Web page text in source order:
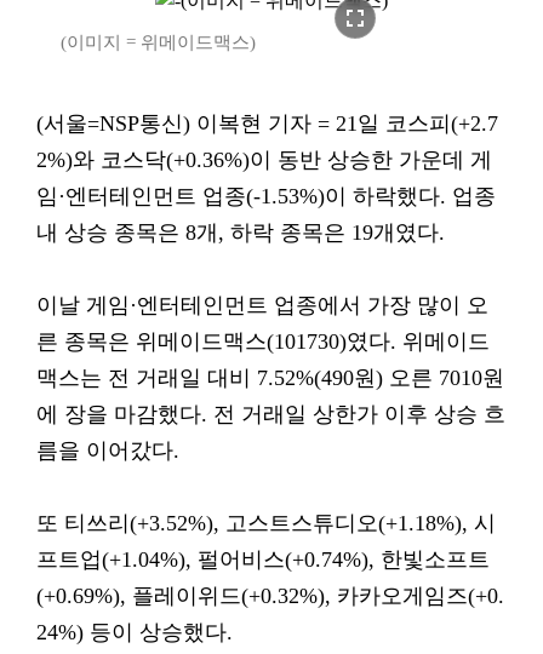
fullscreen
(이미지 = 위메이드맥스)
(서울=NSP통신) 이복현 기자 = 21일 코스피(+2.7
2%)와 코스닥(+0.36%)이 동반 상승한 가운데 게
임·엔터테인먼트 업종(-1.53%)이 하락했다. 업종
내 상승 종목은 8개, 하락 종목은 19개였다.
이날 게임·엔터테인먼트 업종에서 가장 많이 오
른 종목은 위메이드맥스(101730)였다. 위메이드
맥스는 전 거래일 대비 7.52%(490원) 오른 7010원
에 장을 마감했다. 전 거래일 상한가 이후 상승 흐
름을 이어갔다.
또 티쓰리(+3.52%), 고스트스튜디오(+1.18%), 시
프트업(+1.04%), 펄어비스(+0.74%), 한빛소프트
(+0.69%), 플레이위드(+0.32%), 카카오게임즈(+0.
24%) 등이 상승했다.